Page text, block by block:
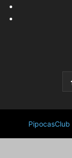
PipocasClub